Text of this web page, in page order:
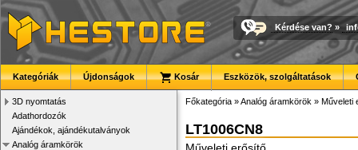
Kérdése van? »
Kategóriák Újdonságok Kosár Eszközök, szolgáltatások
3D nyomtatás
Adathordozók
Ajándékok, ajándékutalványok
Analóg áramkörök
Főkategória »Analóg áramkörök » Műveleti
LT1006CN8